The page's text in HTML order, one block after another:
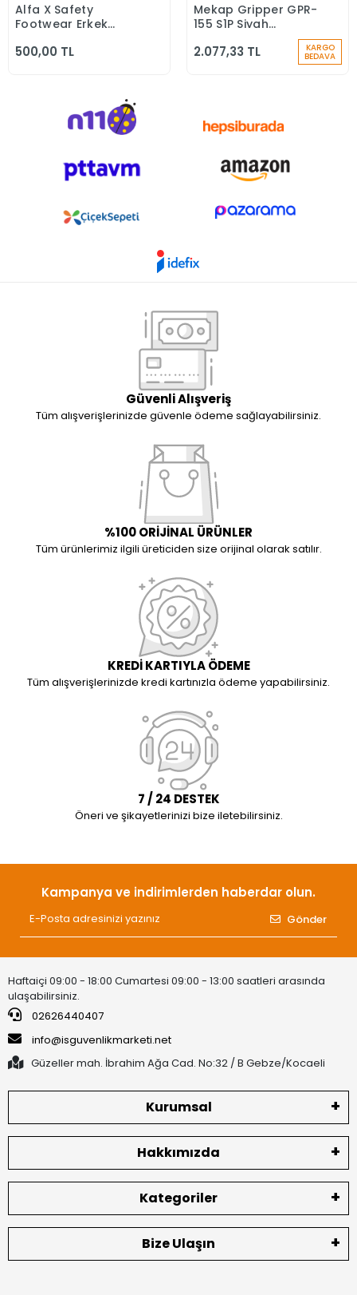
Sepete Ekle
Alfa X Safety
Footwear Erkek
Ayakkabı
500,00 TL
Sepete Ekle
Mekap Gripper GPR-
155 S1P Siyah
Microfiber Kompozit
Iş Güvenlik
2.077,33 TL KARGO
BEDAVA
Güvenli Alışveriş
Tüm alışverişlerinizde güvenle ödeme sağlayabilirsiniz.
%100 ORİJİNAL ÜRÜNLER
Tüm ürünlerimiz ilgili üreticiden size orijinal olarak satılır.
KREDİ KARTIYLA ÖDEME
Tüm alışverişlerinizde kredi kartınızla ödeme yapabilirsiniz.
7 / 24 DESTEK
Öneri ve şikayetlerinizi bize iletebilirsiniz.
Kampanya ve indirimlerden haberdar olun.
Gönder
Haftaiçi 09:00 - 18:00 Cumartesi 09:00 - 13:00 saatleri arasında
ulaşabilirsiniz.
02626440407
info@isguvenlikmarketi.net
Güzeller mah. İbrahim Ağa Cad. No:32 / B Gebze/Kocaeli
Kurumsal
Hakkımızda
Kategoriler
Bize Ulaşın